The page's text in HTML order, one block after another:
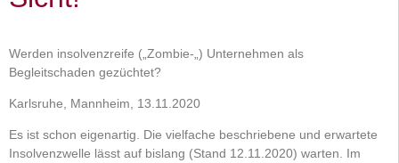
Werden insolvenzreife („Zombie-„) Unternehmen als
Begleitschaden gezüchtet?
Karlsruhe, Mannheim, 13.11.2020
Es ist schon eigenartig. Die vielfache beschriebene und erwartete
Insolvenzwelle lässt auf bislang (Stand 12.11.2020) warten. Im